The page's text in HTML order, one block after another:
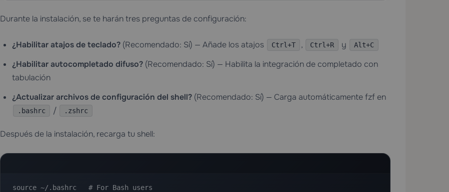
Durante la instalación, se te harán tres preguntas de configuración:
¿Habilitar atajos de teclado?(Recomendado: Sí) — Añade los atajos Ctrl+T , Ctrl+R y Alt+C
¿Habilitar autocompletado difuso?(Recomendado: Sí) — Habilita la integración de completado con
tabulación
¿Actualizar archivos de configuración del shell?(Recomendado: Sí) — Carga automáticamente fzf en
.bashrc / .zshrc
Después de la instalación, recarga tu shell:
source ~/.bashrc   # For Bash users